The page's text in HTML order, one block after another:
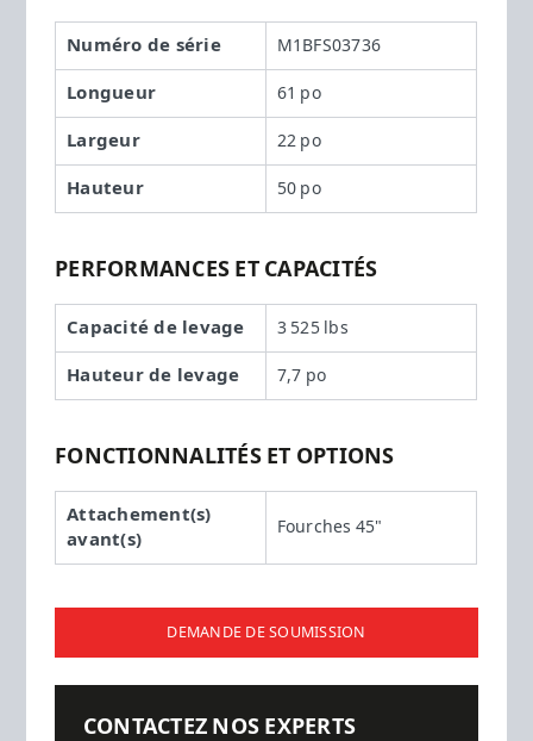
Numéro de série M1BFS03736
Longueur 61 po
Largeur 22 po
Hauteur 50 po
PERFORMANCES ET CAPACITÉS
Capacité de levage 3 525 lbs
Hauteur de levage 7,7 po
FONCTIONNALITÉS ET OPTIONS
Attachement(s)
avant(s)
Fourches 45"
DEMANDE DE SOUMISSION
CONTACTEZ NOS EXPERTS